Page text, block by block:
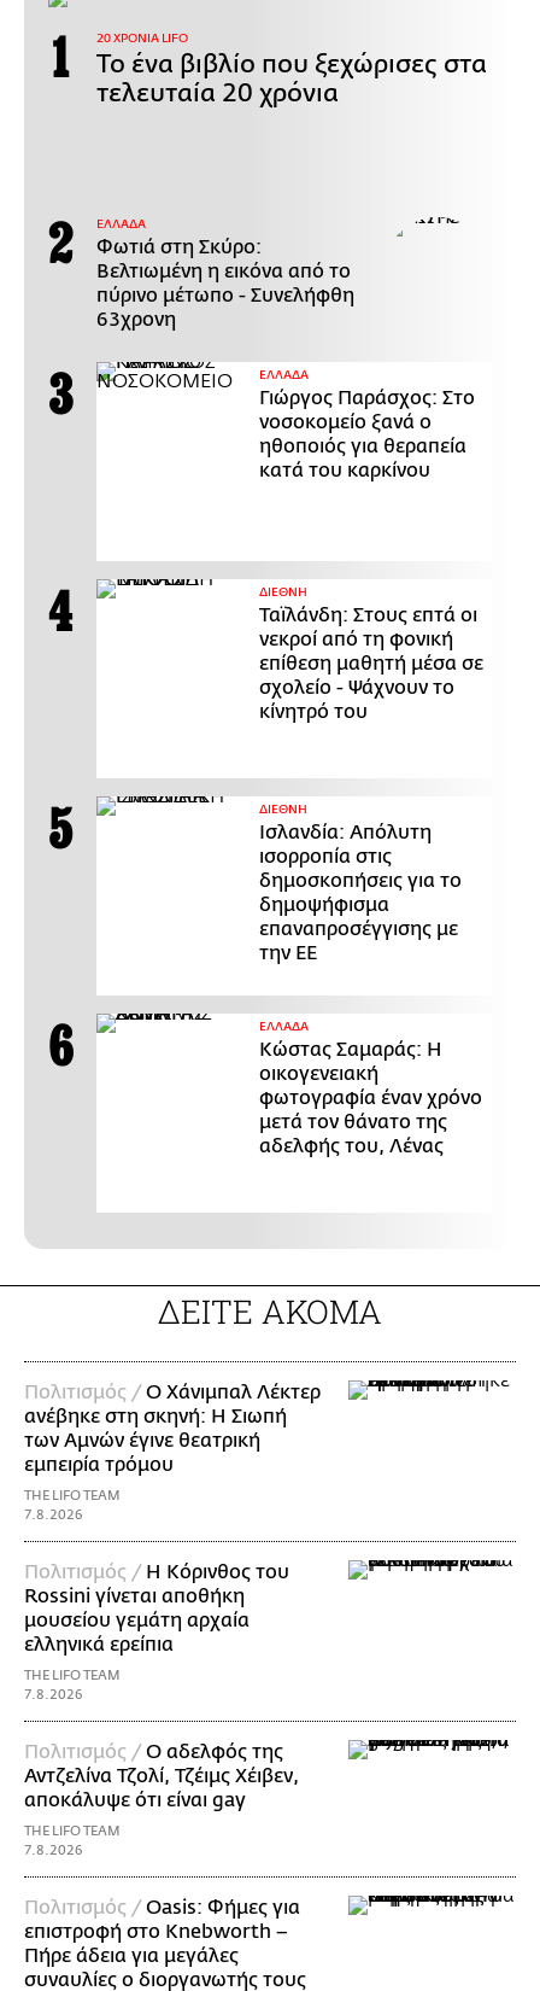
20 ΧΡΟΝΙΑ LIFO
Το ένα βιβλίο που ξεχώρισες στα
τελευταία 20 χρόνια
ΕΛΛΑΔΑ
Φωτιά στη Σκύρο:
Βελτιωμένη η εικόνα από το
πύρινο μέτωπο - Συνελήφθη
63χρονη
ΕΛΛΑΔΑ
Γιώργος Παράσχος: Στο
νοσοκομείο ξανά ο
ηθοποιός για θεραπεία
κατά του καρκίνου
ΔΙΕΘΝΗ
Ταϊλάνδη: Στους επτά οι
νεκροί από τη φονική
επίθεση μαθητή μέσα σε
σχολείο - Ψάχνουν το
κίνητρό του
ΔΙΕΘΝΗ
Ισλανδία: Απόλυτη
ισορροπία στις
δημοσκοπήσεις για το
δημοψήφισμα
επαναπροσέγγισης με
την ΕΕ
ΕΛΛΑΔΑ
Κώστας Σαμαράς: Η
οικογενειακή
φωτογραφία έναν χρόνο
μετά τον θάνατο της
αδελφής του, Λένας
ΔΕΙΤΕ ΑΚΟΜΑ
Πολιτισμός /Ο Χάνιμπαλ Λέκτερ
ανέβηκε στη σκηνή: Η Σιωπή
των Αμνών έγινε θεατρική
εμπειρία τρόμου
THE LIFO TEAM
7.8.2026
Πολιτισμός / Η Κόρινθος του
Rossini γίνεται αποθήκη
μουσείου γεμάτη αρχαία
ελληνικά ερείπια
THE LIFO TEAM
7.8.2026
Πολιτισμός /Ο αδελφός της
Αντζελίνα Τζολί, Τζέιμς Χέιβεν,
αποκάλυψε ότι είναι gay
THE LIFO TEAM
7.8.2026
Πολιτισμός /Oasis: Φήμες για
επιστροφή στο Knebworth –
Πήρε άδεια για μεγάλες
συναυλίες ο διοργανωτής τους